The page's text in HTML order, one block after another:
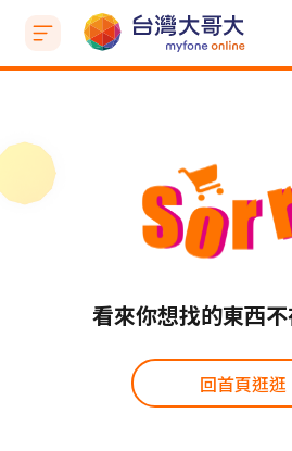
看來你想找的東西
回首頁逛逛